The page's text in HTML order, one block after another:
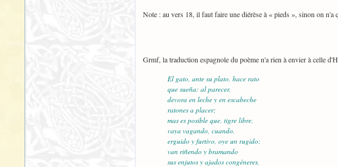
Note : au vers 18, il faut faire une diérèse à « pieds », sinon on
Grmf, la traduction espagnole du poème n'a rien à envier à celle
El gato, ante su plato, hace rato
que sueña: al parecer,
devora en leche y en escabeche
ratones a placer;
mas es posible que, tigre libre,
vaya vagando, cuando,
erguido y furtivo, oye un rugido:
van riñendo y bramando
sus enjutos y ajados congéneres,